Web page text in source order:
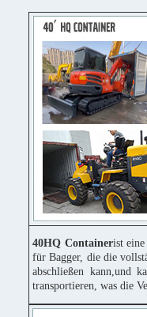
40HQ Containerist
für Bagger, die die
abschließen kann,und
transportieren, was die